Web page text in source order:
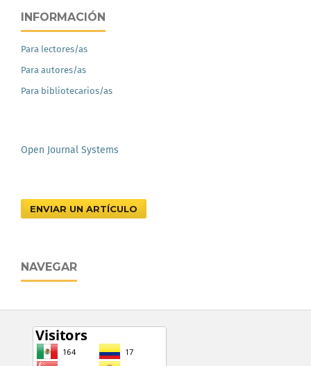
INFORMACIÓN
Para lectores/as
Para autores/as
Para bibliotecarios/as
Open Journal Systems
ENVIAR UN ARTÍCULO
NAVEGAR